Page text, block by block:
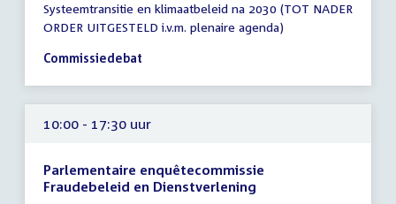
vergadering
10:00
-
uur
Systeemtransitie en klimaatbeleid na 2030 (TOT NADER
ORDER UITGESTELD i.v.m. plenaire agenda)
Commissiedebat
10:00 - 17:30 uur
Parlementaire enquêtecommissie
Fraudebeleid en Dienstverlening